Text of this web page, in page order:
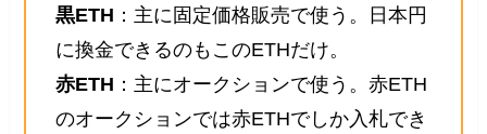
黒ETH ：主に固定価格販売で使う。日本円
に換金できるのもこのETHだけ。
赤ETH ：主にオークションで使う。赤ETH
のオークションでは赤ETHでしか入札でき